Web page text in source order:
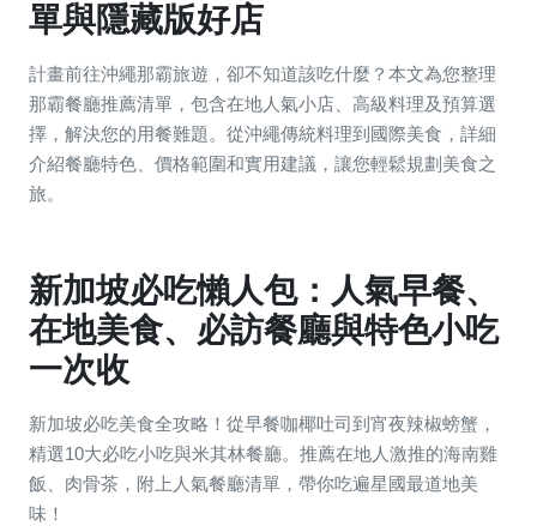
單與隱藏版好店
計畫前往沖繩那霸旅遊，卻不知道該吃什麼？本文為您整理
那霸餐廳推薦清單，包含在地人氣小店、高級料理及預算選
擇，解決您的用餐難題。從沖繩傳統料理到國際美食，詳細
介紹餐廳特色、價格範圍和實用建議，讓您輕鬆規劃美食之
旅。
新加坡必吃懶人包：人氣早餐、
在地美食、必訪餐廳與特色小吃
一次收
新加坡必吃美食全攻略！從早餐咖椰吐司到宵夜辣椒螃蟹，
精選10大必吃小吃與米其林餐廳。推薦在地人激推的海南雞
飯、肉骨茶，附上人氣餐廳清單，帶你吃遍星國最道地美
味！